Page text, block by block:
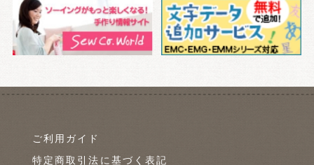
ご利用ガイド
特定商取引法に基づく表記